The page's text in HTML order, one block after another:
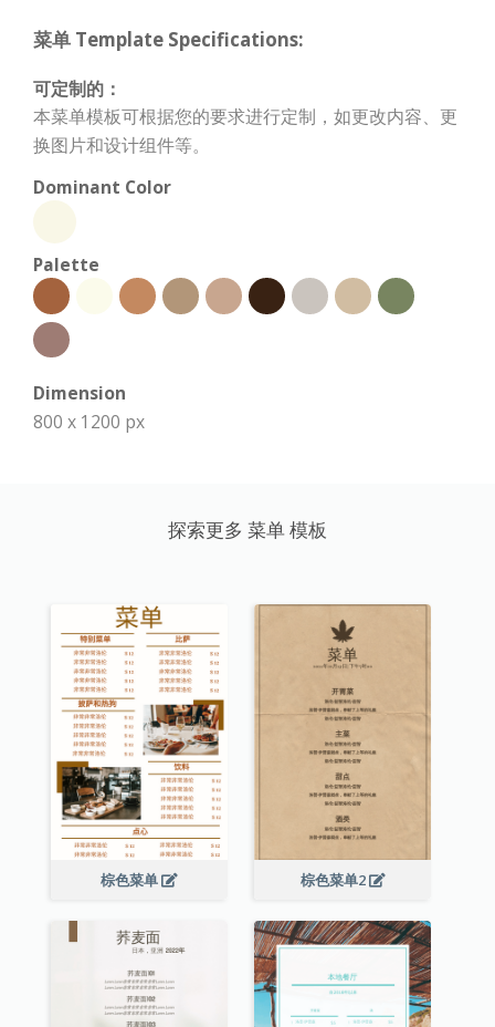
菜单 Template Specifications:
可定制的：
本菜单模板可根据您的要求进行定制，如更改内容、更
换图片和设计组件等。
Dominant Color
Palette
Dimension
800 x 1200 px
探索更多 菜单 模板
棕色菜单 棕色菜单2